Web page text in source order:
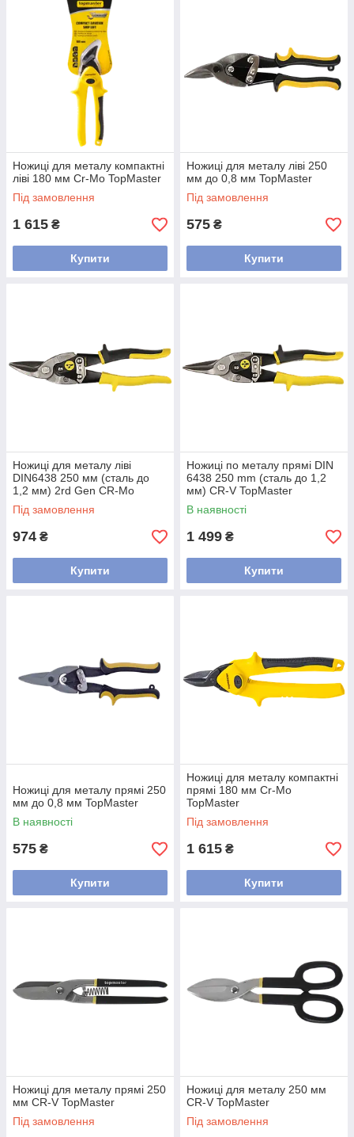
Ножиці для металу компактні
ліві 180 мм Cr-Mo TopMaster
Під замовлення
1 615 ₴
Купити
Ножиці для металу ліві 250
мм до 0,8 мм TopMaster
Під замовлення
575 ₴
Купити
Ножиці для металу ліві
DIN6438 250 мм (сталь до
1,2 мм) 2rd Gen CR-Mo
TopMaster
Під замовлення
974 ₴
Купити
Ножиці по металу прямі DIN
6438 250 mm (сталь до 1,2
мм) CR-V TopMaster
В наявності
1 499 ₴
Купити
Ножиці для металу прямі 250
мм до 0,8 мм TopMaster
В наявності
575 ₴
Купити
Ножиці для металу компактні
прямі 180 мм Cr-Mo
TopMaster
Під замовлення
1 615 ₴
Купити
Ножиці для металу прямі 250
мм CR-V TopMaster
Під замовлення
Ножиці для металу 250 мм
CR-V TopMaster
Під замовлення